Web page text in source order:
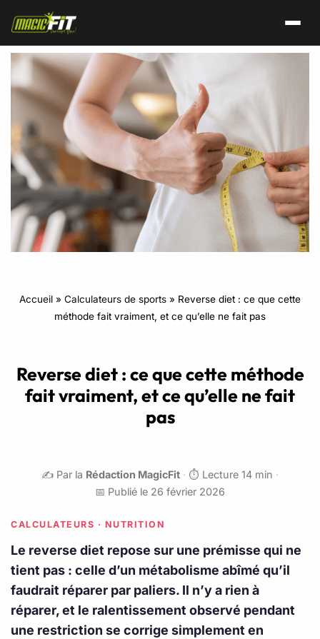
Accueil » Calculateurs de sports » Reverse diet : ce que cette
méthode fait vraiment, et ce qu’elle ne fait pas
Reverse diet : ce que cette méthode
fait vraiment, et ce qu’elle ne fait
pas
✍️ Par la Rédaction MagicFit · ⏱️ Lecture 14 min ·
📅 Publié le 26 février 2026
CALCULATEURS · NUTRITION
Le reverse diet repose sur une prémisse qui ne
tient pas : celle d’un métabolisme abîmé qu’il
faudrait réparer par paliers. Il n’y a rien à
réparer, et le ralentissement observé pendant
une restriction se corrige simplement en